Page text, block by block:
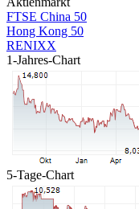
FTSE China 50
Hong Kong 50
RENIXX
1-Jahres-Chart
5-Tage-Chart